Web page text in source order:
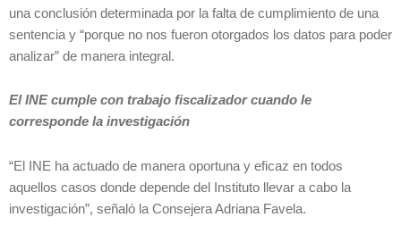
una conclusión determinada por la falta de cumplimiento de una
sentencia y “porque no nos fueron otorgados los datos para poder
analizar” de manera integral.
El INE cumple con trabajo fiscalizador cuando le
corresponde la investigación
“El INE ha actuado de manera oportuna y eficaz en todos
aquellos casos donde depende del Instituto llevar a cabo la
investigación”, señaló la Consejera Adriana Favela.